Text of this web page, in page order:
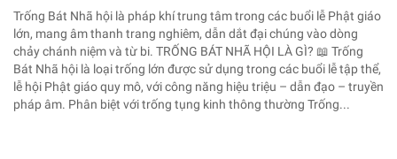
Trống Bát Nhã hội là pháp khí trung tâm trong các buổi lễ Phật giáo
lớn, mang âm thanh trang nghiêm, dẫn dắt đại chúng vào dòng
chảy chánh niệm và từ bi. TRỐNG BÁT NHÃ HỘI LÀ GÌ? 📖 Trống
Bát Nhã hội là loại trống lớn được sử dụng trong các buổi lễ tập thể,
lễ hội Phật giáo quy mô, với công năng hiệu triệu – dẫn đạo – truyền
pháp âm. Phân biệt với trống tụng kinh thông thường Trống...